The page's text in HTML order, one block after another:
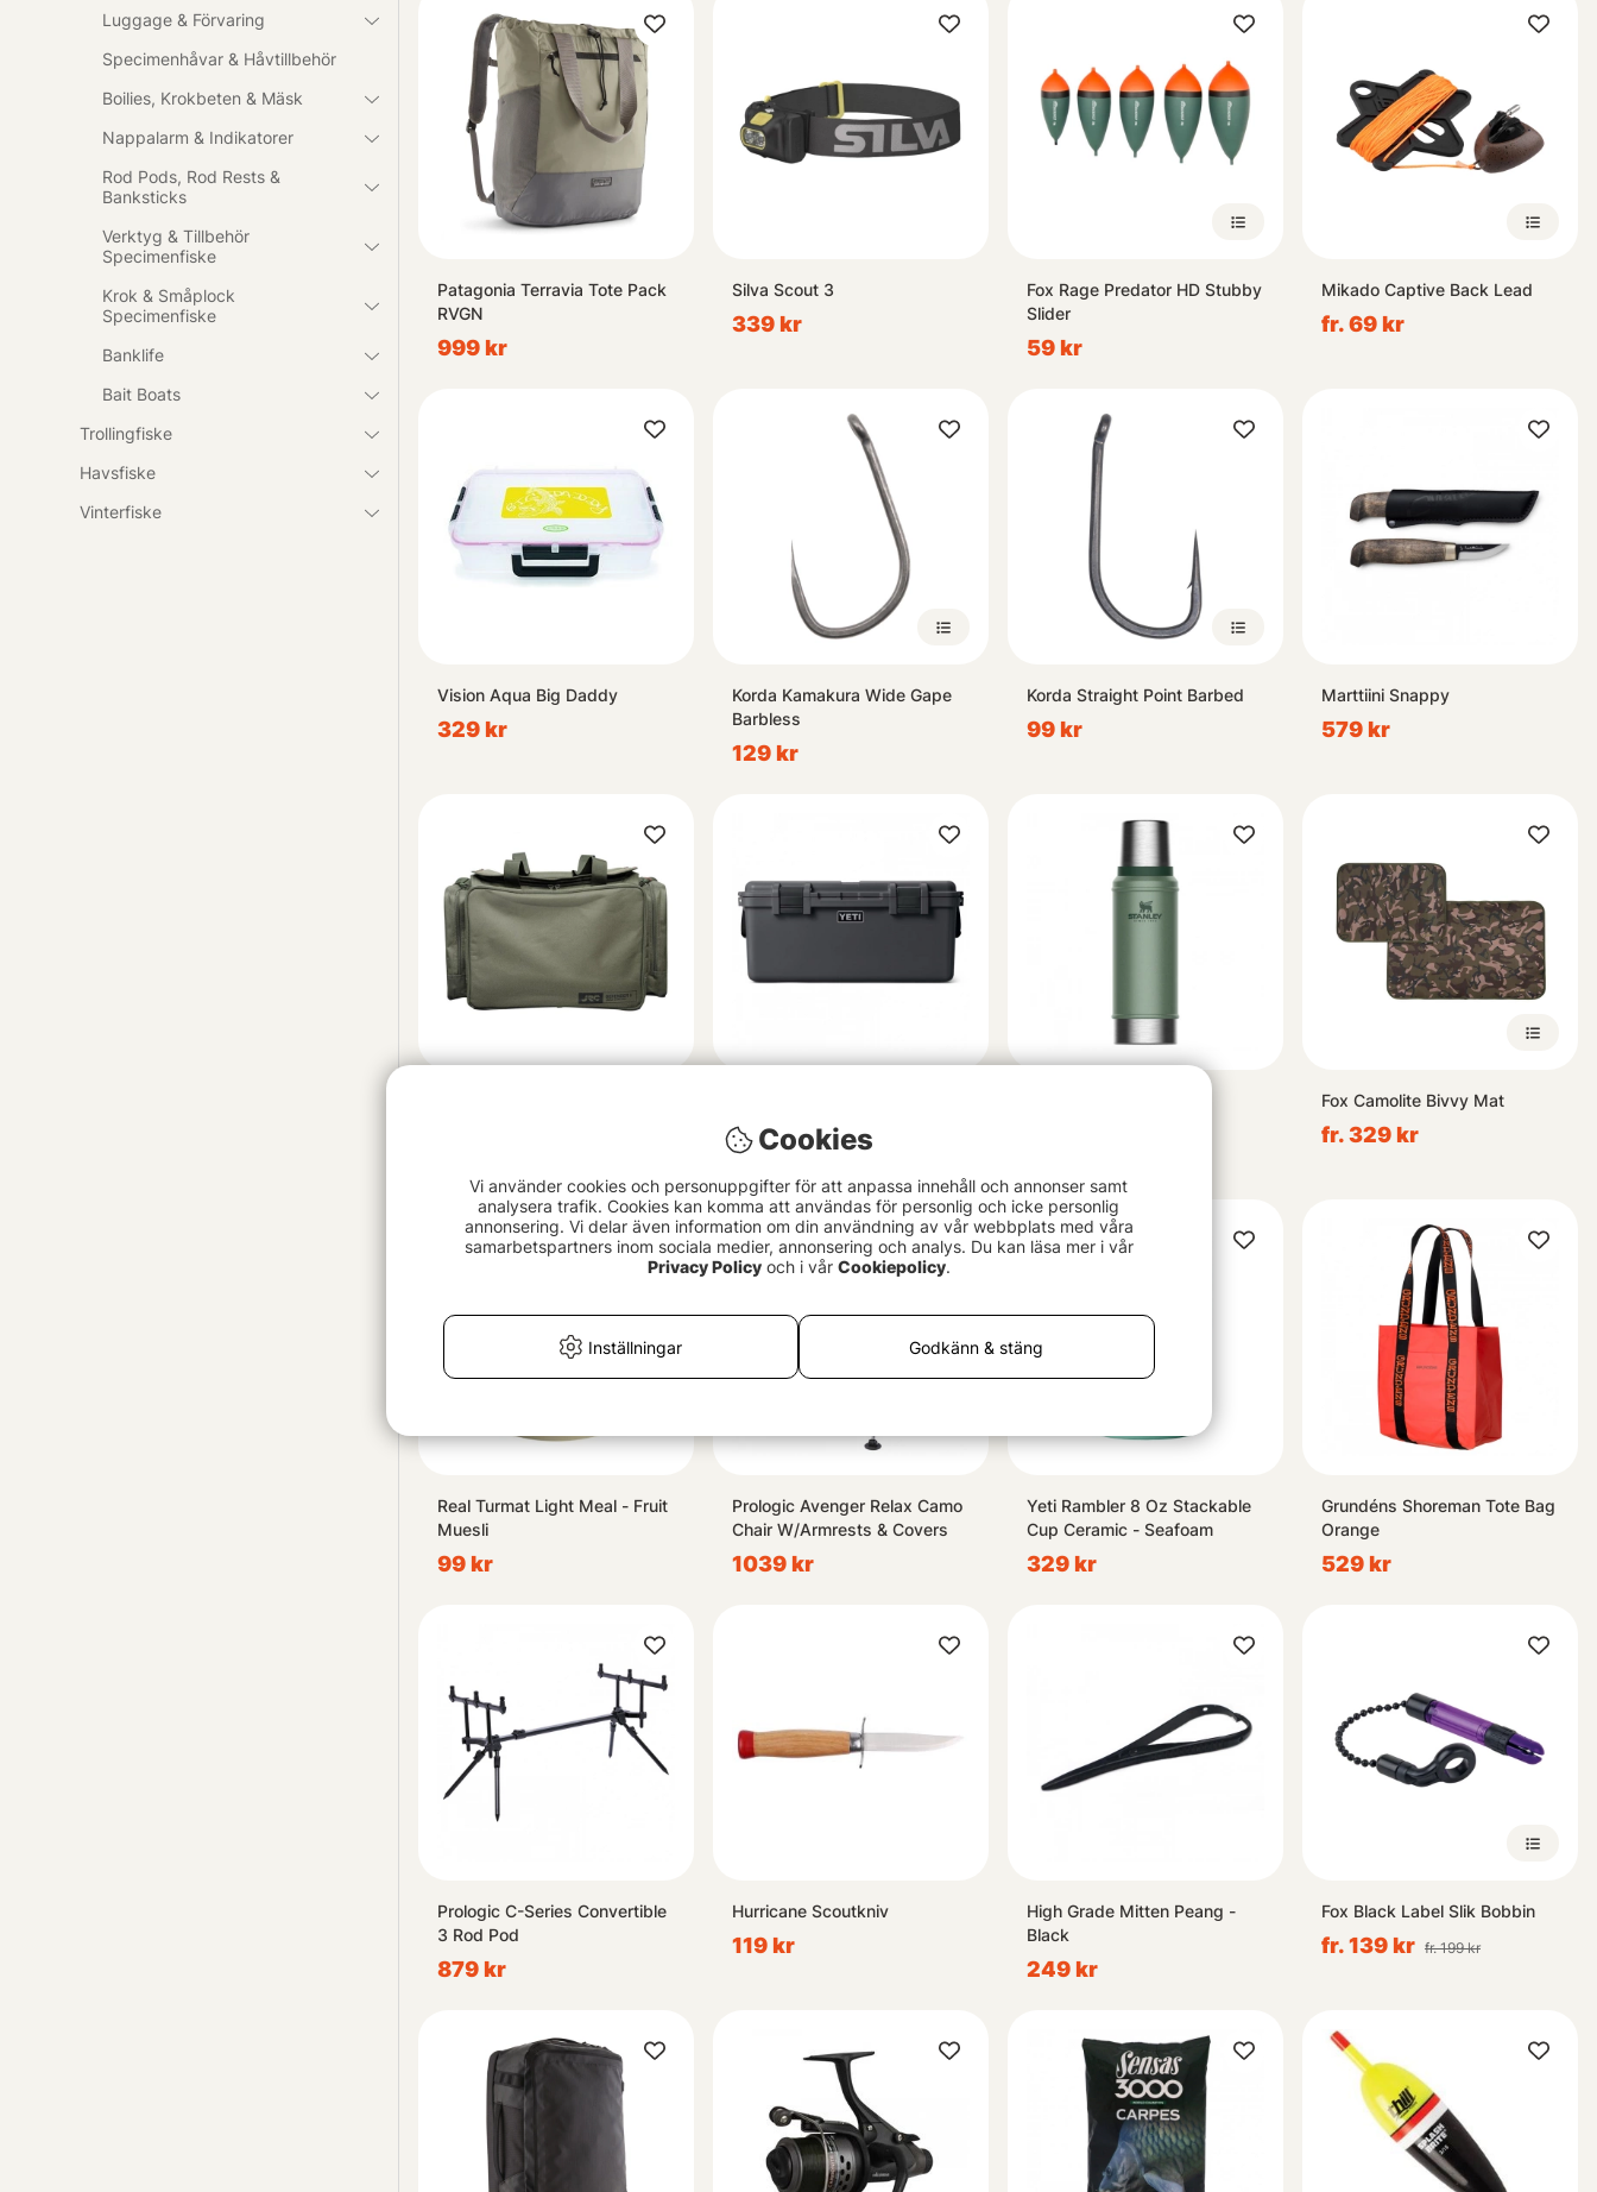
Luggage & Förvaring
Specimenhåvar & Håvtillbehör
Boilies, Krokbeten & Mäsk
Nappalarm & Indikatorer
Rod Pods, Rod Rests &
Banksticks
Verktyg & Tillbehör
Specimenfiske
Krok & Småplock
Specimenfiske
Banklife
Bait Boats
Trollingfiske
Havsfiske
Vinterfiske
Patagonia Terravia Tote Pack
RVGN
999 kr
Silva Scout 3
339 kr
Fox Rage Predator HD Stubby
Slider
59 kr
Mikado Captive Back Lead
fr. 69 kr
Vision Aqua Big Daddy
329 kr
Korda Kamakura Wide Gape
Barbless
129 kr
Korda Straight Point Barbed
99 kr
Marttiini Snappy
579 kr
Charcoal
3739 kr
Fox Camolite Bivvy Mat
fr. 329 kr
Real Turmat Light Meal - Fruit
Muesli
99 kr
Prologic Avenger Relax Camo
Chair W/Armrests & Covers
1039 kr
Yeti Rambler 8 Oz Stackable
Cup Ceramic - Seafoam
329 kr
Grundéns Shoreman Tote Bag
Orange
529 kr
Prologic C-Series Convertible
3 Rod Pod
879 kr
Hurricane Scoutkniv
119 kr
High Grade Mitten Peang -
Black
249 kr
Fox Black Label Slik Bobbin
fr. 139 kr fr. 199 kr
Cookies
Vi använder cookies och personuppgifter för att anpassa innehåll och annonser samt
analysera trafik. Cookies kan komma att användas för personlig och icke personlig
annonsering. Vi delar även information om din användning av vår webbplats med våra
samarbetspartners inom sociala medier, annonsering och analys. Du kan läsa mer i vår
Privacy Policyoch i vår Cookiepolicy.
Inställningar Godkänn & stäng